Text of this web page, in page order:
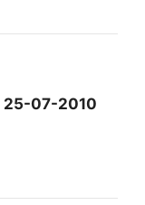
25-07-2010